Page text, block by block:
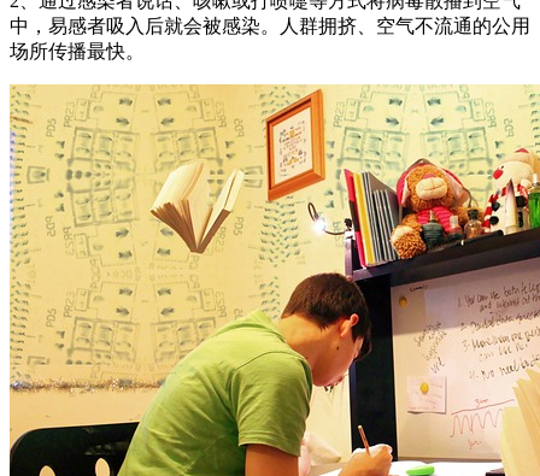
中，易感者吸入后就会被感染。人群拥挤、空气不流通的公用
场所传播最快。